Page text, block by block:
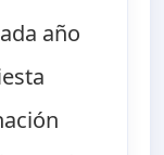
año